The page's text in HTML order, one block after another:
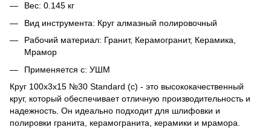
Вес: 0.145 кг
Вид инструмента: Круг алмазный полировочный
Рабочий материал: Гранит, Керамогранит, Керамика,
Мрамор
Применяется с: УШМ
Круг 100x3x15 №30 Standard (с) - это высококачественный
круг, который обеспечивает отличную производительность и
надежность. Он идеально подходит для шлифовки и
полировки гранита, керамогранита, керамики и мрамора.